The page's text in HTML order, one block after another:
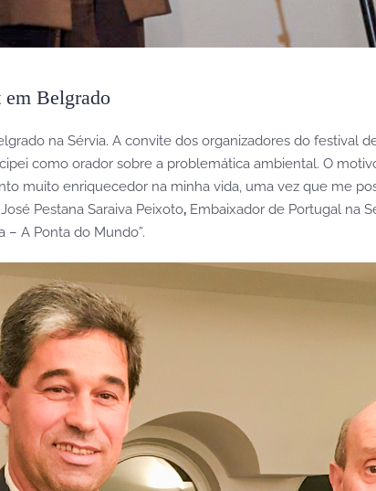
em Belgrado
na Sérvia. A convite dos organizadores do festival
como orador sobre a problemática ambiental. O
muito enriquecedor na minha vida, uma vez que me
Pestana Saraiva Peixoto, Embaixador de Portugal na
– A Ponta do Mundo”.